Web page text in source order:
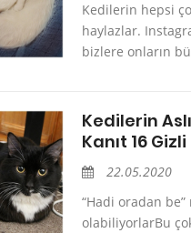
Kedilerin hepsi
haylazlar.
bizlere onların
Kedilerin
Kanıt 16
22.05.2020
“Hadi oradan
olabiliyorlarBu